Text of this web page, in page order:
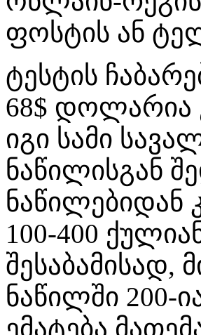
ფოსტის ან
ტესტის
68$ დოლარია
იგი სამი
ნაწილისგან
ნაწილებიდან
100-400
შესაბამისად,
ნაწილში 200-
ემატება